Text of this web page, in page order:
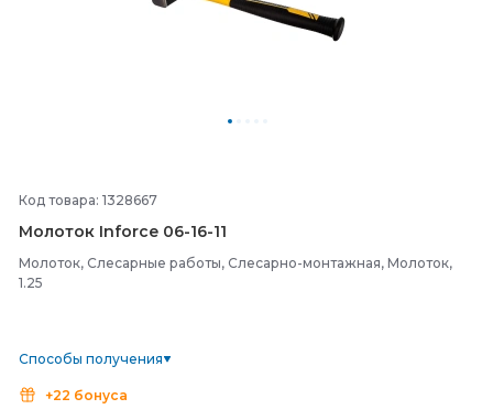
Код товара: 1328667
Молоток Inforce 06-16-11
Молоток, Слесарные работы, Слесарно-монтажная, Молоток,
1.25
Способы получения
+22 бонуса